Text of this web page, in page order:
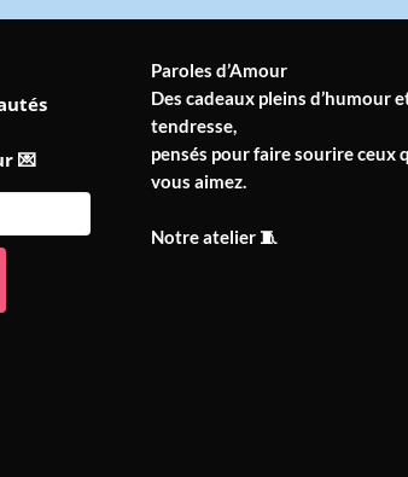
💌
Paroles d’Amour
Des cadeaux pleins d’humour
tendresse,
pensés pour faire sourire ceux
vous aimez.
Notre atelier 🧵